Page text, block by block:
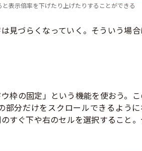
表示倍率を下げたり上げたりすることができる
見づらくなっていく。そういう場合
枠の固定」という機能を使おう。こ
部分だけをスクロールできるように
すぐ下や右のセルを選択すること。